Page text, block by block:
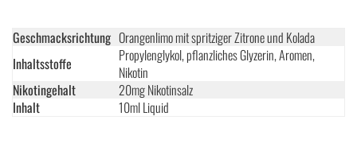
Geschmacksrichtung Orangenlimo mit spritziger Zitrone und Kolada
Inhaltsstoffe
Propylenglykol, pflanzliches Glyzerin, Aromen,
Nikotin
Nikotingehalt
20mg Nikotinsalz
Inhalt
10ml Liquid